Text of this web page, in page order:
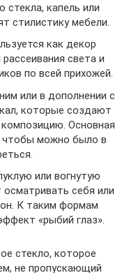
стекла, капель или
стилистику мебели.
как декор
света и
по всей прихожей.
или в дополнении с
которые создают
Основная
чтобы можно было в
или вогнутую
себя или
К таким формам
«рыбий глаз».
стекло, которое
не пропускающий